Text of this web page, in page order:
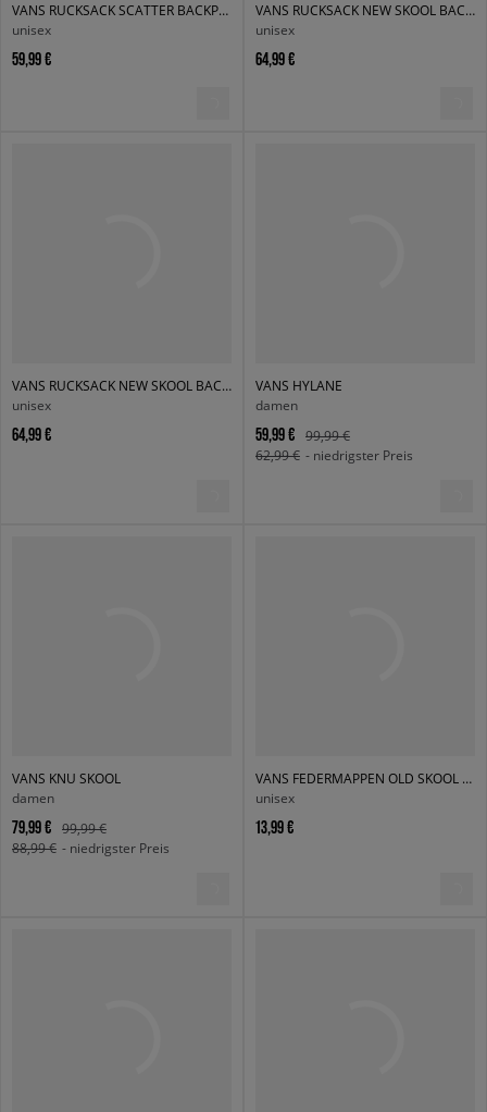
VANS RUCKSACK SCATTER BACKPACK
unisex
59,99 €
VANS RUCKSACK NEW SKOOL BACKPACK
unisex
64,99 €
VANS RUCKSACK NEW SKOOL BACKPACK
unisex
64,99 €
VANS HYLANE
damen
59,99 €
99,99 €
62,99 € - niedrigster Preis
VANS KNU SKOOL
damen
79,99 €
99,99 €
88,99 € - niedrigster Preis
VANS FEDERMAPPEN OLD SKOOL PENCIL POUCH
unisex
13,99 €